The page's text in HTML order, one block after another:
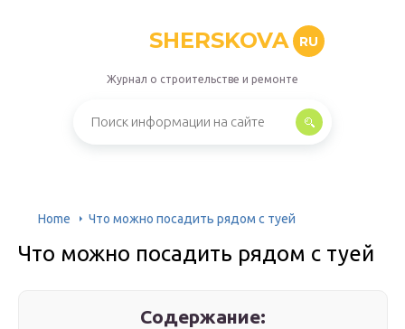
SHERSKOVA RU
Журнал о строительстве и ремонте
Home Что можно посадить рядом с туей
Что можно посадить рядом с туей
Содержание: